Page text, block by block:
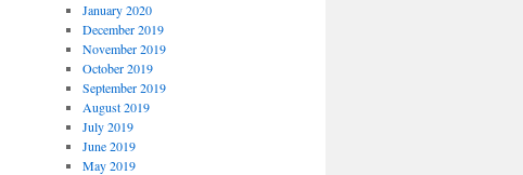
January 2020
December 2019
November 2019
October 2019
September 2019
August 2019
July 2019
June 2019
May 2019